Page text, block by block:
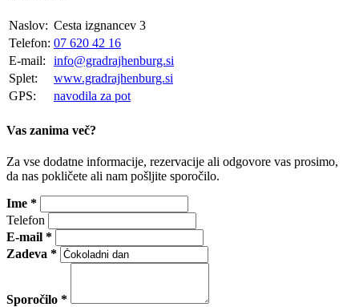
Naslov: Cesta izgnancev 3
Telefon: 07 620 42 16
E-mail:
info@gradrajhenburg.si
Splet:
www.gradrajhenburg.si
GPS:
navodila za pot
Vas zanima več?
Za vse dodatne informacije, rezervacije ali odgovore vas prosimo,
da nas pokličete ali nam pošljite sporočilo.
Ime *
Telefon
E-mail *
Zadeva *
Sporočilo *